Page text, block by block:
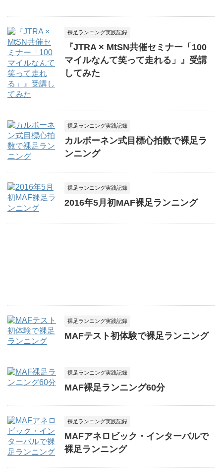
裸足ランニング実践記録
『JTRA × MtSN共催セミナー「100
マイルなんて笑って走れる」』受講
してみた
裸足ランニング実践記録
カルボーネン式目標心拍数で裸足ラ
ンニング
裸足ランニング実践記録
2016年5月初MAF裸足ランニング
裸足ランニング実践記録
MAFテスト初体験で裸足ランニング
裸足ランニング実践記録
MAF裸足ランニング60分
裸足ランニング実践記録
MAFアネロビック・インターバルで
裸足ランニング